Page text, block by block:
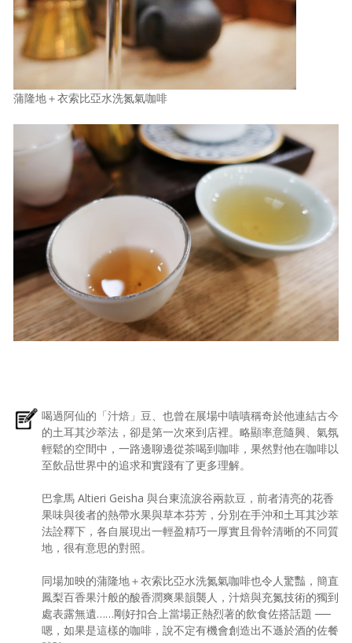
蒲隆地＋衣索比亞水洗氮氣咖啡
喝過阿仙的「汁焙」豆、也曾在展場中嘖嘖稱奇於他連結古今
的土耳其沙萃法，卻是第一次來到店裡。略顯率意隨興、氣氛
輕鬆的空間中，一路邊聊邊從茶喝到咖啡，果然對他在咖啡以
至飲品世界中的追求和實踐有了更多理解。
巴拿馬 Altieri Geisha 與台東流淚谷兩款豆，前者清亮的花香
果味與後者的熱帶水果與草本芬芳，分別在手沖和土耳其沙萃
法詮釋下，各自展現出一輕盈精巧一厚實且骨幹清晰的不同質
地，很有意思的對照。
同場加映的蒲隆地＋衣索比亞水洗氮氣咖啡也令人驚豔，簡直
鳳梨百香果汁般的酸香潤爽果韻襲人，汁焙與充氮技術的獨到
處表露無遺……剛好扣合上當場正熱烈著的飲食佐搭話題 ──
嗯，如果是這樣的咖啡，說不定有機會創造出不遜於酒的佐餐